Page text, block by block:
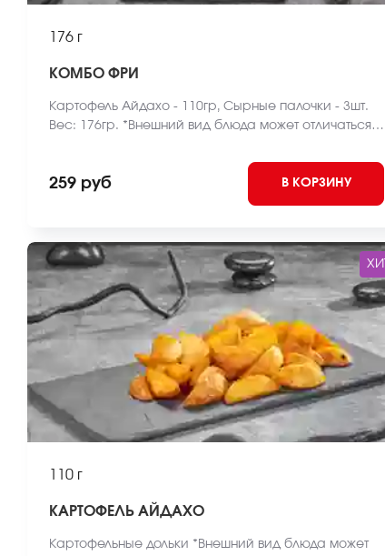
176 г
КОМБО ФРИ
Картофель Айдахо - 110гр, Сырные палочки - 3шт.
Вес: 176гр. *Внешний вид блюда может отличаться
259 руб В КОРЗИНУ
ХИТ
110 г
КАРТОФЕЛЬ АЙДАХО
Картофельные дольки *Внешний вид блюда может